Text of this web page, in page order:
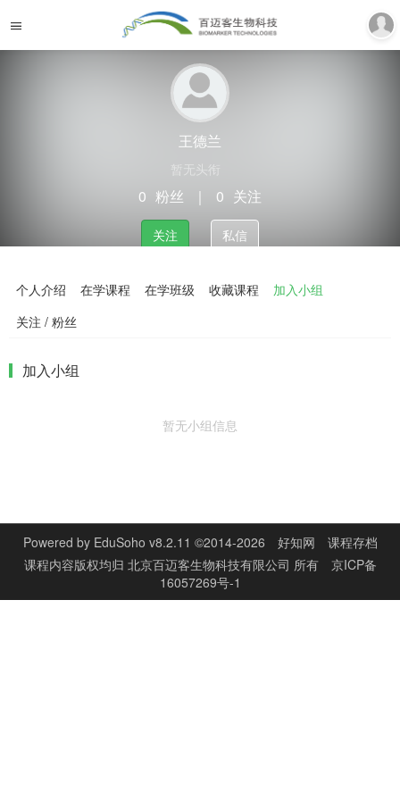
王德兰
暂无头衔
0 粉丝 ｜ 0 关注
关注 私信
个人介绍 在学课程 在学班级 收藏课程
加入小组
关注 / 粉丝
加入小组
暂无小组信息
Powered by EduSoho v8.2.11 ©2014-2026 好知网
课程存档
课程内容版权均归 北京百迈客生物科技有限公司 所有
京ICP备
16057269号-1